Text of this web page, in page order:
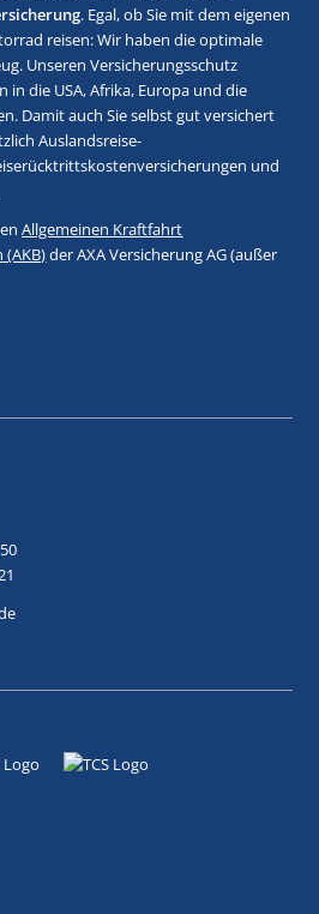
. Egal, ob Sie mit dem eigenen
reisen: Wir haben die optimale
Unseren Versicherungsschutz
in die USA, Afrika, Europa und die
Damit auch Sie selbst gut versichert
Auslandsreise-
und
Allgemeinen Kraftfahrt
der AXA Versicherung AG (außer